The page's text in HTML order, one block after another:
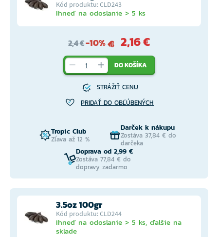
Kód produktu: CLD243
Ihneď na odoslanie > 5 ks
2,4 €-10% 2,16 €
DO KOŠÍKA
STRÁŽIŤ CENU
PRIDAŤ DO OBĽÚBENÝCH
Tropic Club
Zľava až 12 %
Darček k nákupu
Zostáva 37,84 € do
darčeka
Doprava od 2,99 €
Zostáva 77,84 € do
dopravy zadarmo
3.5oz 100gr
Kód produktu: CLD244
Ihneď na odoslanie > 5 ks, ďalšie na
sklade